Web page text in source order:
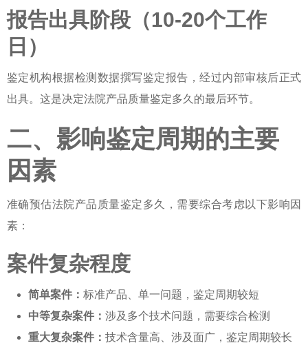
报告出具阶段（10-20个工作
日）
鉴定机构根据检测数据撰写鉴定报告，经过内部审核后正式
出具。这是决定法院产品质量鉴定多久 的最后环节。
二、影响鉴定周期的主要
因素
准确预估法院产品质量鉴定多久
，需要综合考虑以下影响因
素：
案件复杂程度
简单案件：标准产品、单一问题，鉴定周期较短
中等复杂案件：涉及多个技术问题，需要综合检测
重大复杂案件：技术含量高、涉及面广，鉴定周期较长